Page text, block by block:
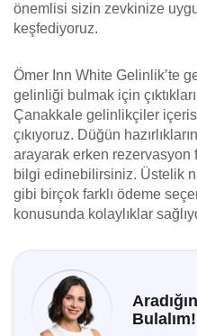
önemlisi sizin zevkinize
keşfediyoruz.
Ömer Inn White Gelinlik’te
gelinliği bulmak için
Çanakkale gelinlikçiler
çıkıyoruz. Düğün
arayarak erken rezervasyon
bilgi edinebilirsiniz. Üstelik
gibi birçok farklı ödeme
konusunda kolaylıklar
Bulalım!